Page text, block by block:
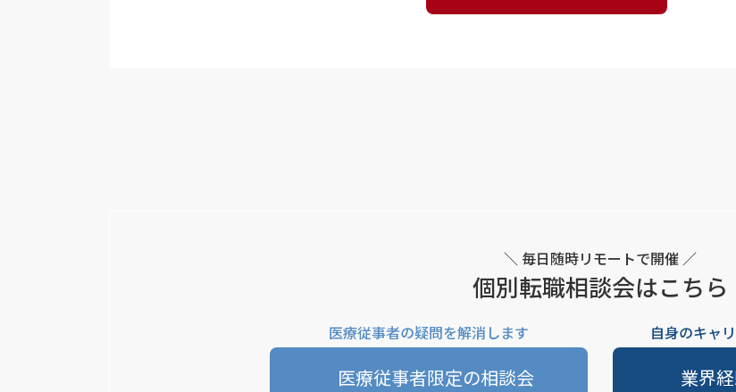
＼ 毎日随時リモートで開催 ／
個別転職相談会はこちら
医療従事者の疑問を解消します
医療従事者限定の相談会
自身のキャ
業界